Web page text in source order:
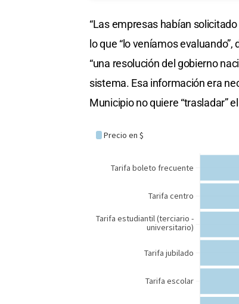
“Las empresas habían
lo que “lo veníamos
“una resolución del gobierno
sistema. Esa información era
Municipio no quiere “trasladar”